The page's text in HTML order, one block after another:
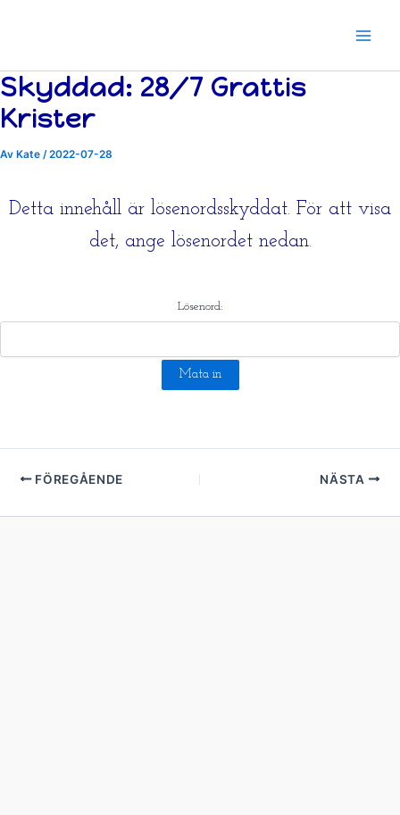
Skyddad: 28/7 Grattis
Krister
Av Kate /2022-07-28
Detta innehåll är lösenordsskyddat. För att visa
det, ange lösenordet nedan.
Lösenord:
FÖREGÅENDE NÄSTA